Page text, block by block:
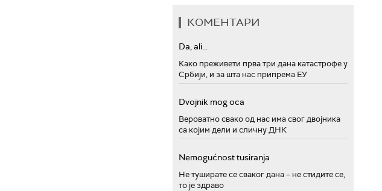
КОМЕНТАРИ
Da, ali...
Како преживети прва три дана катастрофе у
Србији, и за шта нас припрема ЕУ
Dvojnik mog oca
Вероватно свако од нас има свог двојника
са којим дели и сличну ДНК
Nemogućnost tusiranja
Не туширате се сваког дана – не стидите се,
то је здраво